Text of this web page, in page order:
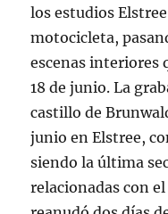
los estudios
motocicleta,
escenas interiores
18 de junio. La
castillo de
junio en Elstree,
siendo la última
relacionadas con